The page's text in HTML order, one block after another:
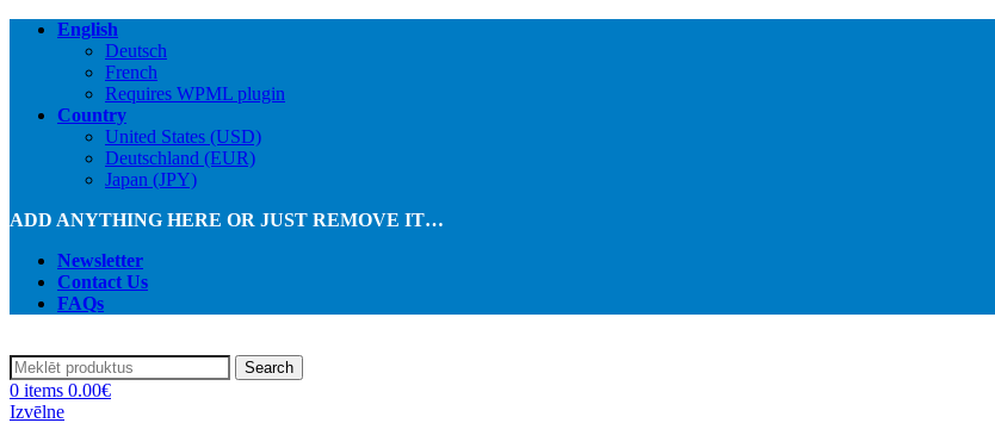
English
Deutsch
French
Requires WPML plugin
Country
United States (USD)
Deutschland (EUR)
Japan (JPY)
ADD ANYTHING HERE OR JUST REMOVE IT…
Newsletter
Contact Us
FAQs
Search
0 items 0.00€
Izvēlne